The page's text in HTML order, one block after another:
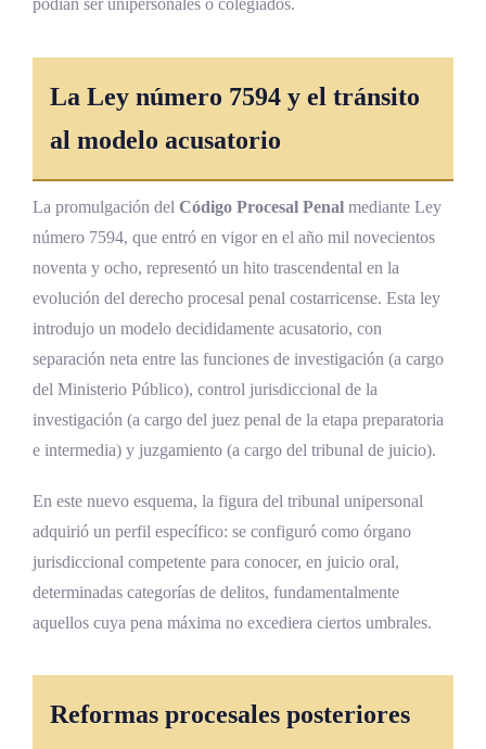
podían ser unipersonales o colegiados.
La Ley número 7594 y el tránsito
al modelo acusatorio
La promulgación del Código Procesal Penal mediante Ley
número 7594, que entró en vigor en el año mil novecientos
noventa y ocho, representó un hito trascendental en la
evolución del derecho procesal penal costarricense. Esta ley
introdujo un modelo decididamente acusatorio, con
separación neta entre las funciones de investigación (a cargo
del Ministerio Público), control jurisdiccional de la
investigación (a cargo del juez penal de la etapa preparatoria
e intermedia) y juzgamiento (a cargo del tribunal de juicio).
En este nuevo esquema, la figura del tribunal unipersonal
adquirió un perfil específico: se configuró como órgano
jurisdiccional competente para conocer, en juicio oral,
determinadas categorías de delitos, fundamentalmente
aquellos cuya pena máxima no excediera ciertos umbrales.
Reformas procesales posteriores